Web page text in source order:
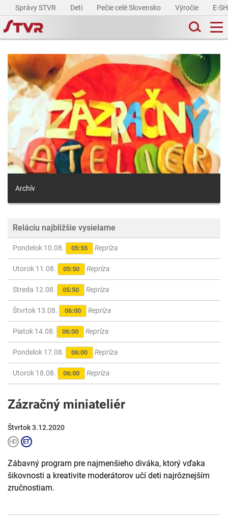
Správy STVR Deti Pečie celé Slovensko Výročie E-
Archív
Reláciu najbližšie vysielame
Pondelok 10.08. 05:55 Repríza
Utorok 11.08. 05:50 Repríza
Streda 12.08. 05:50 Repríza
Štvrtok 13.08. 06:00 Repríza
Piatok 14.08. 06:00 Repríza
Pondelok 17.08. 06:00 Repríza
Utorok 18.08. 06:00 Repríza
Zázračný miniateliér
Štvrtok 3.12.2020
Zábavný program pre najmenšieho diváka, ktorý vďaka
šikovnosti a kreativite moderátorov učí deti najrôznejším
zručnostiam.